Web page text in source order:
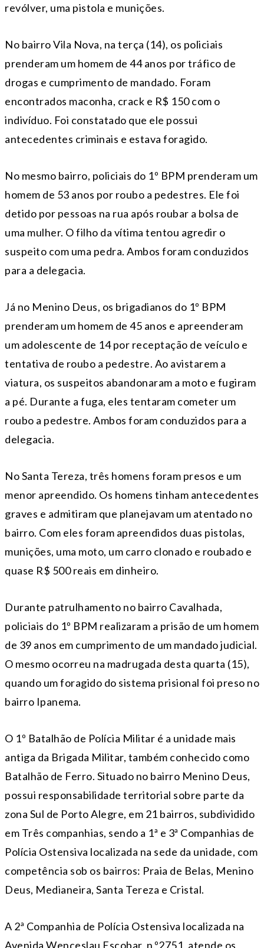
revólver, uma pistola e munições.
No bairro Vila Nova, na terça (14), os policiais
prenderam um homem de 44 anos por tráfico de
drogas e cumprimento de mandado. Foram
encontrados maconha, crack e R$ 150 com o
indivíduo. Foi constatado que ele possui
antecedentes criminais e estava foragido.
No mesmo bairro, policiais do 1º BPM prenderam um
homem de 53 anos por roubo a pedestres. Ele foi
detido por pessoas na rua após roubar a bolsa de
uma mulher. O filho da vítima tentou agredir o
suspeito com uma pedra. Ambos foram conduzidos
para a delegacia.
Já no Menino Deus, os brigadianos do 1º BPM
prenderam um homem de 45 anos e apreenderam
um adolescente de 14 por receptação de veículo e
tentativa de roubo a pedestre. Ao avistarem a
viatura, os suspeitos abandonaram a moto e fugiram
a pé. Durante a fuga, eles tentaram cometer um
roubo a pedestre. Ambos foram conduzidos para a
delegacia.
No Santa Tereza, três homens foram presos e um
menor apreendido. Os homens tinham antecedentes
graves e admitiram que planejavam um atentado no
bairro. Com eles foram apreendidos duas pistolas,
munições, uma moto, um carro clonado e roubado e
quase R$ 500 reais em dinheiro.
Durante patrulhamento no bairro Cavalhada,
policiais do 1º BPM realizaram a prisão de um homem
de 39 anos em cumprimento de um mandado judicial.
O mesmo ocorreu na madrugada desta quarta (15),
quando um foragido do sistema prisional foi preso no
bairro Ipanema.
O 1º Batalhão de Polícia Militar é a unidade mais
antiga da Brigada Militar, também conhecido como
Batalhão de Ferro. Situado no bairro Menino Deus,
possui responsabilidade territorial sobre parte da
zona Sul de Porto Alegre, em 21 bairros, subdividido
em Três companhias, sendo a 1ª e 3ª Companhias de
Polícia Ostensiva localizada na sede da unidade, com
competência sob os bairros: Praia de Belas, Menino
Deus, Medianeira, Santa Tereza e Cristal.
A 2ª Companhia de Polícia Ostensiva localizada na
Avenida Wenceslau Escobar, n.º2751, atende os